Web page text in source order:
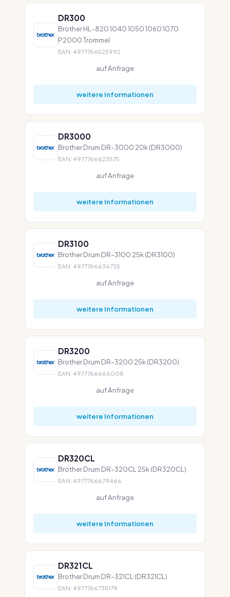
DR300
Brother HL-820 1040 1050 1060 1070
P2000 Trommel
EAN: 4977766525992
auf Anfrage
weitere Informationen
DR3000
Brother Drum DR-3000 20k (DR3000)
EAN: 4977766623575
auf Anfrage
weitere Informationen
DR3100
Brother Drum DR-3100 25k (DR3100)
EAN: 4977766636735
auf Anfrage
weitere Informationen
DR3200
Brother Drum DR-3200 25k (DR3200)
EAN: 4977766666008
auf Anfrage
weitere Informationen
DR320CL
Brother Drum DR-320CL 25k (DR320CL)
EAN: 4977766679466
auf Anfrage
weitere Informationen
DR321CL
Brother Drum DR-321CL (DR321CL)
EAN: 4977766735179